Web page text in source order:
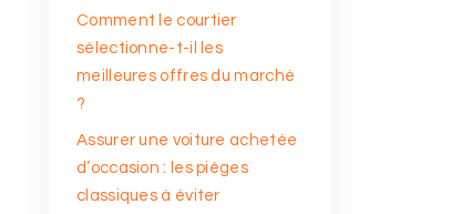
Comment le courtier
sélectionne-t-il les
meilleures offres du marché
?
Assurer une voiture achetée
d’occasion : les pièges
classiques à éviter